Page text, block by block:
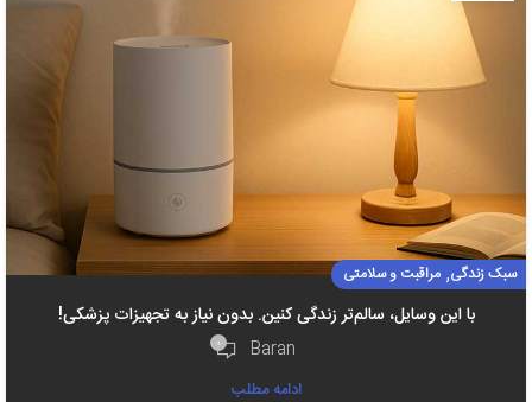
سبک زندگی, مراقبت و سلامتی
با این وسایل، سالم‌تر زندگی کنین. بدون نیاز به تجهیزات پزشکی!
Baran
۰
ادامه مطلب